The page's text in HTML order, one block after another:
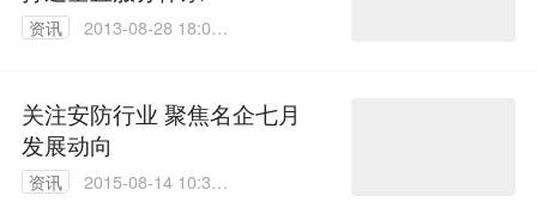
资讯
2013-08-28 18:05:
关注安防行业 聚焦名企七月
发展动向
资讯
2015-08-14 10:30: